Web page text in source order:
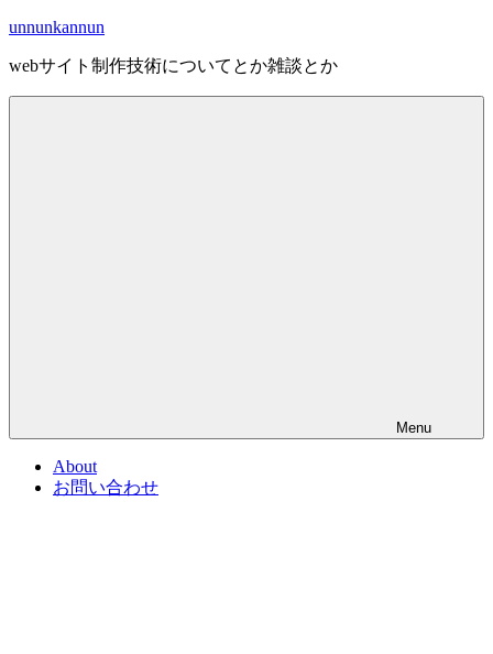
Skip
content
unnunkannun
webサイト制作技術についてとか雑談とか
Menu
About
お問い合わせ